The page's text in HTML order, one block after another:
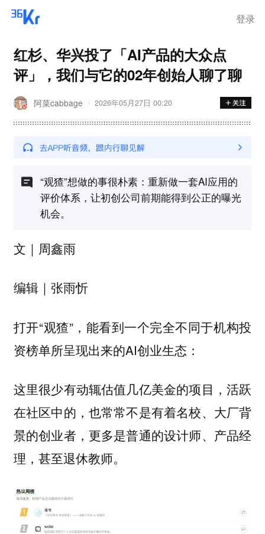
登录
红杉、华兴投了「AI产品的大众点
评」，我们与它的02年创始人聊了聊
阿菜cabbage 2026年05月27日 00:20
“观猹”想做的事很朴素：重新做一套AI应用的
评价体系，让初创公司前期能得到公正的曝光
机会。
文｜周鑫雨
编辑｜张雨忻
打开“观猹”，能看到一个完全不同于机构投
资榜单所呈现出来的AI创业生态：
这里很少有动辄估值几亿美金的项目，活跃
在社区中的，也常常不是有着名校、大厂背
景的创业者，更多是普通的设计师、产品经
理，甚至退休教师。